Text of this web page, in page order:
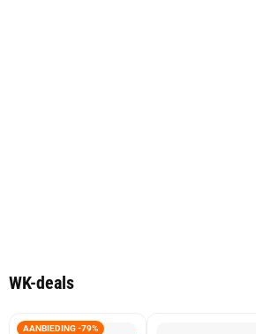
WK-deals
AANBIEDING -79%